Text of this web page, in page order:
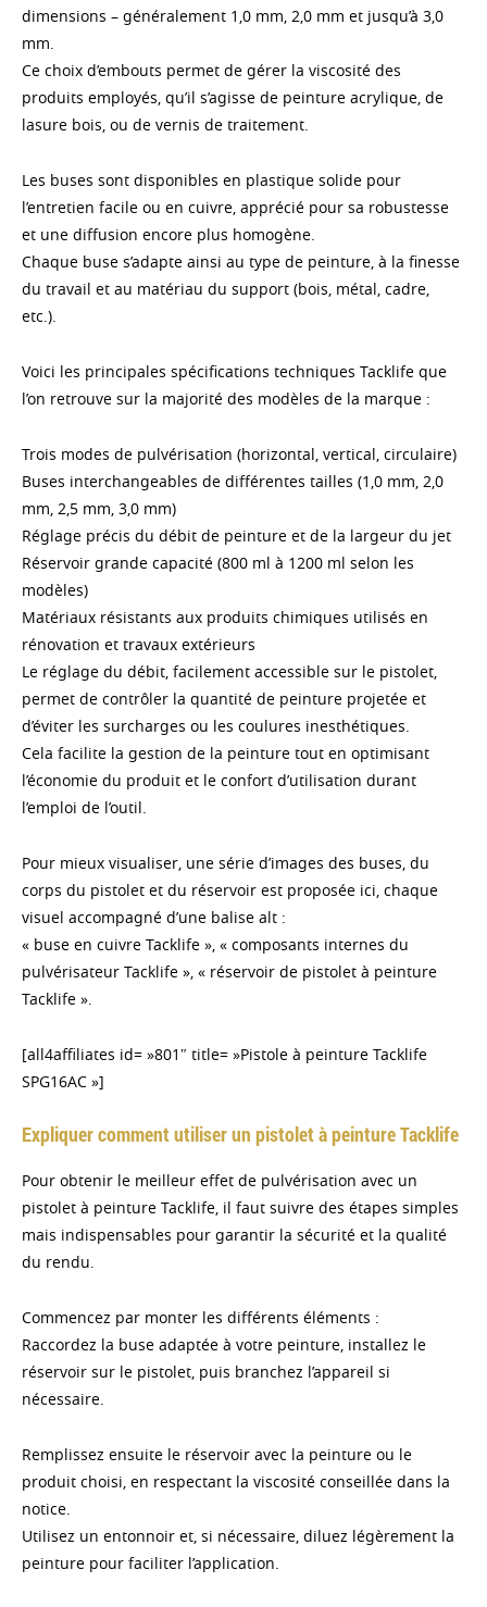
dimensions – généralement 1,0 mm, 2,0 mm et jusqu’à 3,0
mm.
Ce choix d’embouts permet de gérer la viscosité des
produits employés, qu’il s’agisse de peinture acrylique, de
lasure bois, ou de vernis de traitement.
Les buses sont disponibles en plastique solide pour
l’entretien facile ou en cuivre, apprécié pour sa robustesse
et une diffusion encore plus homogène.
Chaque buse s’adapte ainsi au type de peinture, à la finesse
du travail et au matériau du support (bois, métal, cadre,
etc.).
Voici les principales spécifications techniques Tacklife que
l’on retrouve sur la majorité des modèles de la marque :
Trois modes de pulvérisation (horizontal, vertical, circulaire)
Buses interchangeables de différentes tailles (1,0 mm, 2,0
mm, 2,5 mm, 3,0 mm)
Réglage précis du débit de peinture et de la largeur du jet
Réservoir grande capacité (800 ml à 1200 ml selon les
modèles)
Matériaux résistants aux produits chimiques utilisés en
rénovation et travaux extérieurs
Le réglage du débit, facilement accessible sur le pistolet,
permet de contrôler la quantité de peinture projetée et
d’éviter les surcharges ou les coulures inesthétiques.
Cela facilite la gestion de la peinture tout en optimisant
l’économie du produit et le confort d’utilisation durant
l’emploi de l’outil.
Pour mieux visualiser, une série d’images des buses, du
corps du pistolet et du réservoir est proposée ici, chaque
visuel accompagné d’une balise alt :
« buse en cuivre Tacklife », « composants internes du
pulvérisateur Tacklife », « réservoir de pistolet à peinture
Tacklife ».
[all4affiliates id= »801″ title= »Pistole à peinture Tacklife
SPG16AC »]
Expliquer comment utiliser un pistolet à peinture Tacklife
Pour obtenir le meilleur effet de pulvérisation avec un
pistolet à peinture Tacklife, il faut suivre des étapes simples
mais indispensables pour garantir la sécurité et la qualité
du rendu.
Commencez par monter les différents éléments :
Raccordez la buse adaptée à votre peinture, installez le
réservoir sur le pistolet, puis branchez l’appareil si
nécessaire.
Remplissez ensuite le réservoir avec la peinture ou le
produit choisi, en respectant la viscosité conseillée dans la
notice.
Utilisez un entonnoir et, si nécessaire, diluez légèrement la
peinture pour faciliter l’application.